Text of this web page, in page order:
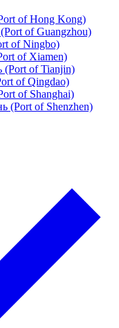
of Hong Kong)
of Guangzhou)
of Ningbo)
of Xiamen)
(Port of Tianjin)
of Qingdao)
of Shanghai)
(Port of Shenzhen)